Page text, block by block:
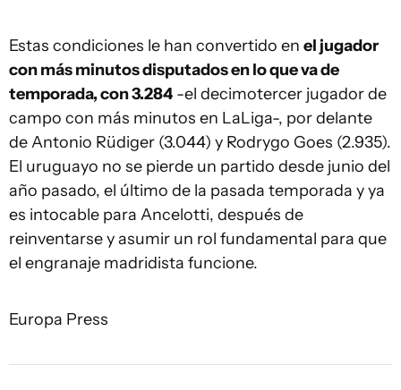
Estas condiciones le han convertido en el jugador
con más minutos disputados en lo que va de
temporada, con 3.284 -el decimotercer jugador de
campo con más minutos en LaLiga-, por delante
de Antonio Rüdiger (3.044) y Rodrygo Goes (2.935).
El uruguayo no se pierde un partido desde junio del
año pasado, el último de la pasada temporada y ya
es intocable para Ancelotti, después de
reinventarse y asumir un rol fundamental para que
el engranaje madridista funcione.
Europa Press